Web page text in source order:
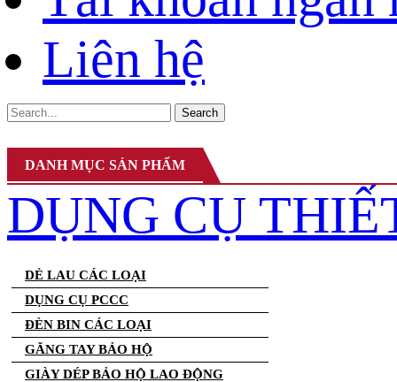
Liên hệ
Search
DANH MỤC SẢN PHẨM
DỤNG CỤ
DẺ LAU CÁC LOẠI
DỤNG CỤ PCCC
ĐÈN BIN CÁC LOẠI
GĂNG TAY BẢO HỘ
GIÀY DÉP BẢO HỘ LAO ĐỘNG